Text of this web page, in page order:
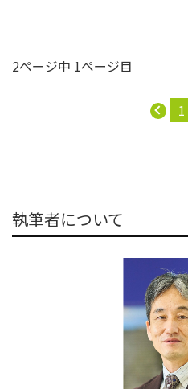
2ページ中 1ページ目
1
執筆者について